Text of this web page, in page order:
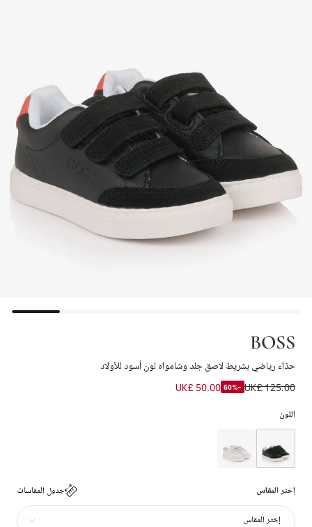
BOSS
حذاء رياضي بشريط لاصق جلد وشامواه لون أسود للأولاد
UK£ 125.00
-60%
UK£ 50.00
اللون
إختر المقاس جدول المقاسات
إختر المقاس